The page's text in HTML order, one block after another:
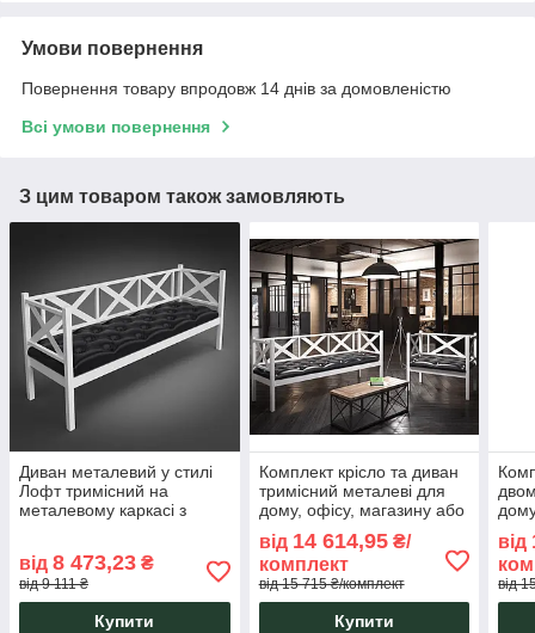
Умови повернення
Повернення товару впродовж 14 днів за домовленістю
Всі умови повернення
З цим товаром також замовляють
Диван металевий у стилі
Лофт тримісний на
металевому каркасі з
від 8 473,23 ₴
від 9 111 ₴
Купити
Комплект крісло та диван
тримісний металеві для
дому, офісу, магазину або
салон Грін Трик
Лофт Тенеро
від 14 614,95₴/
комплект
від 15 715 ₴/комплект
Купити
в
від
від